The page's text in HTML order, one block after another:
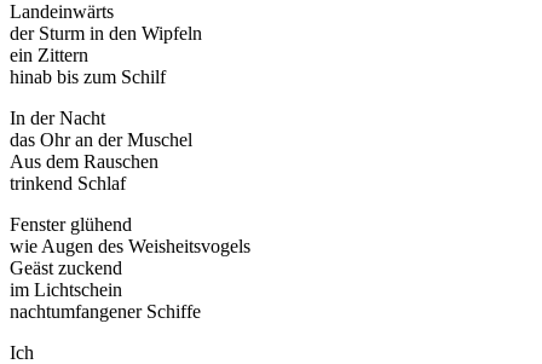
Landeinwärts
der Sturm in den Wipfeln
ein Zittern
hinab bis zum Schilf
In der Nacht
das Ohr an der Muschel
Aus dem Rauschen
trinkend Schlaf
Fenster glühend
wie Augen des Weisheitsvogels
Geäst zuckend
im Lichtschein
nachtumfangener Schiffe
Ich